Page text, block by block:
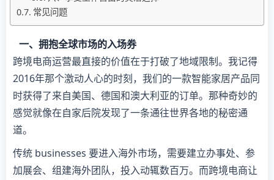
常见问题
一、拥抱全球市场的入场券
跨境电商运营最直接的价值在于打破了地域限制。我记得
2016年那个激动人心的时刻，我们的一款智能家居产品同
时获得了来自美国、德国和澳大利亚的订单。那种奇妙的
感觉就像在自家后院发现了一条通往世界各地的秘密通
道。
传统 businesses 要进入海外市场，需要建立办事处、参
加展会、组建海外团队，投入动辄数百万。而跨境电商让